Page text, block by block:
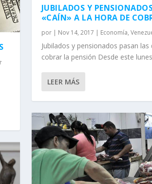
JUBILADOS Y
«CAÍN» A LA HORA DE
por | Nov 14, 2017 | Economía,
Jubilados y pensionados pasan las
cobrar la pensión Desde este
LEER MÁS